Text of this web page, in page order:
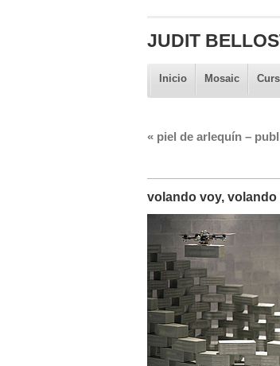
JUDIT
Inicio Mosaic
«piel de arlequín –
volando voy,